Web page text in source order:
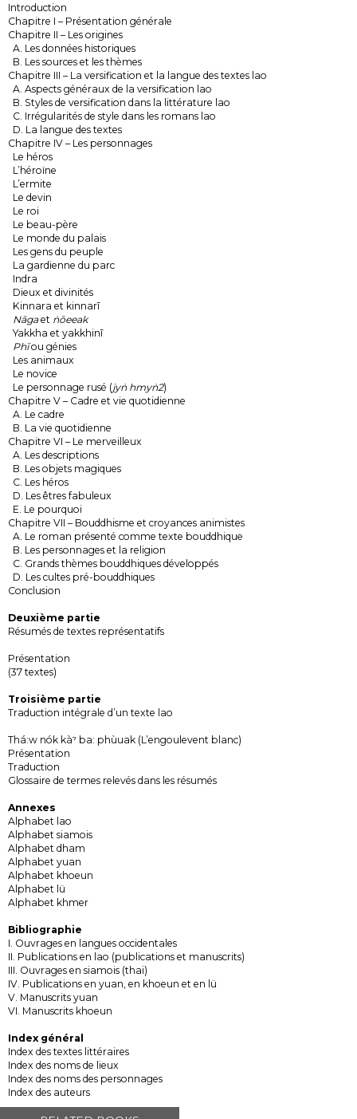
Introduction
Chapitre I – Présentation générale
Chapitre II – Les origines
A. Les données historiques
B. Les sources et les thèmes
Chapitre III – La versification et la langue des textes lao
A. Aspects généraux de la versification lao
B. Styles de versification dans la littérature lao
C. Irrégularités de style dans les romans lao
D. La langue des textes
Chapitre IV – Les personnages
Le héros
L’héroïne
L’ermite
Le devin
Le roi
Le beau-père
Le monde du palais
Les gens du peuple
La gardienne du parc
Indra
Dieux et divinités
Kinnara et kinnarī
Nāgaet ṅōeeak
Yakkha et yakkhinī
Phīou génies
Les animaux
Le novice
Le personnage rusé (jyṅ hmyṅ2)
Chapitre V – Cadre et vie quotidienne
A. Le cadre
B. La vie quotidienne
Chapitre VI – Le merveilleux
A. Les descriptions
B. Les objets magiques
C. Les héros
D. Les êtres fabuleux
E. Le pourquoi
Chapitre VII – Bouddhisme et croyances animistes
A. Le roman présenté comme texte bouddhique
B. Les personnages et la religion
C. Grands thèmes bouddhiques développés
D. Les cultes pré-bouddhiques
Conclusion
Deuxième partie
Résumés de textes représentatifs
Présentation
(37 textes)
Troisième partie
Traduction intégrale d’un texte lao
Thá:w nók kàˀ ba: phùuak (L’engoulevent blanc)
Présentation
Traduction
Glossaire de termes relevés dans les résumés
Annexes
Alphabet lao
Alphabet siamois
Alphabet dham
Alphabet yuan
Alphabet khoeun
Alphabet lü
Alphabet khmer
Bibliographie
I. Ouvrages en langues occidentales
II. Publications en lao (publications et manuscrits)
III. Ouvrages en siamois (thai)
IV. Publications en yuan, en khoeun et en lü
V. Manuscrits yuan
VI. Manuscrits khoeun
Index général
Index des textes littéraires
Index des noms de lieux
Index des noms des personnages
Index des auteurs